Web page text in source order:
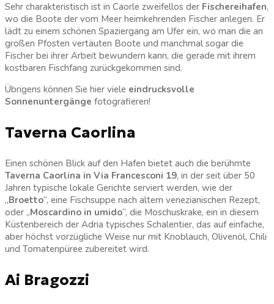
Sehr charakteristisch ist in Caorle zweifellos der Fischereihafen,
wo die Boote der vom Meer heimkehrenden Fischer anlegen. Er
lädt zu einem schönen Spaziergang am Ufer ein, wo man die an
großen Pfosten vertäuten Boote und manchmal sogar die
Fischer bei ihrer Arbeit bewundern kann, die gerade mit ihrem
kostbaren Fischfang zurückgekommen sind.
Übrigens können Sie hier viele eindrucksvolle
Sonnenuntergänge fotografieren!
Taverna Caorlina
Einen schönen Blick auf den Hafen bietet auch die berühmte
Taverna Caorlina in Via Francesconi 19, in der seit über 50
Jahren typische lokale Gerichte serviert werden, wie der
„Broetto“, eine Fischsuppe nach altem venezianischen Rezept,
oder „Moscardino in umido“, die Moschuskrake, ein in diesem
Küstenbereich der Adria typisches Schalentier, das auf einfache,
aber höchst vorzügliche Weise nur mit Knoblauch, Olivenöl, Chili
und Tomatenpüree zubereitet wird.
Ai Bragozzi